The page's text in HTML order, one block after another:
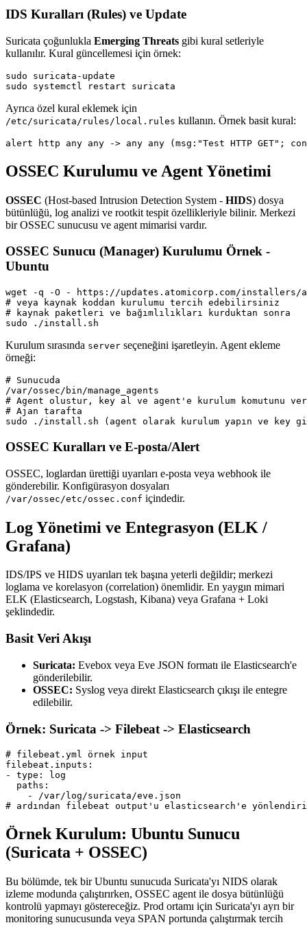
IDS Kuralları (Rules) ve Update
Suricata çoğunlukla Emerging Threats gibi kural setleriyle
kullanılır. Kural güncellemesi için örnek:
sudo suricata-update
sudo systemctl restart suricata
Ayrıca özel kural eklemek için
/etc/suricata/rules/local.rules kullanın. Örnek basit kural:
alert http any any -> any any (msg:"Test HTTP GET";
OSSEC Kurulumu ve Agent Yönetimi
OSSEC (Host-based Intrusion Detection System - HIDS) dosya
bütünlüğü, log analizi ve rootkit tespit özellikleriyle bilinir. Merkezi
bir OSSEC sunucusu ve agent mimarisi vardır.
OSSEC Sunucu (Manager) Kurulumu Örnek -
Ubuntu
wget -q -O - https://updates.atomicorp.com/installers/
# veya kaynak koddan kurulumu tercih edebilirsiniz
# kaynak paketleri ve bağımlılıkları kurduktan sonra
sudo ./install.sh
Kurulum sırasında server seçeneğini işaretleyin. Agent ekleme
örneği:
# Sunucuda
/var/ossec/bin/manage_agents
# Agent olustur, key al ve agent'e kurulum komutunu
# Ajan tarafta
sudo ./install.sh (agent olarak kurulum yapın ve key
OSSEC Kuralları ve E-posta/Alert
OSSEC, loglardan ürettiği uyarıları e-posta veya webhook ile
gönderebilir. Konfigürasyon dosyaları
/var/ossec/etc/ossec.conf içindedir.
Log Yönetimi ve Entegrasyon (ELK /
Grafana)
IDS/IPS ve HIDS uyarıları tek başına yeterli değildir; merkezi
loglama ve korelasyon (correlation) önemlidir. En yaygın mimari
ELK (Elasticsearch, Logstash, Kibana) veya Grafana + Loki
şeklindedir.
Basit Veri Akışı
Suricata: Evebox veya Eve JSON formatı ile Elasticsearch'e
gönderilebilir.
OSSEC: Syslog veya direkt Elasticsearch çıkışı ile entegre
edilebilir.
Örnek: Suricata -> Filebeat -> Elasticsearch
# filebeat.yml örnek input
filebeat.inputs:
- type: log
  paths:
    - /var/log/suricata/eve.json
# ardından filebeat output'u elasticsearch'e
Örnek Kurulum: Ubuntu Sunucu
(Suricata + OSSEC)
Bu bölümde, tek bir Ubuntu sunucuda Suricata'yı NIDS olarak
izleme modunda çalıştırırken, OSSEC agent ile dosya bütünlüğü
kontrolü yapmayı göstereceğiz. Prod ortamı için Suricata'yı ayrı bir
monitoring sunucusunda veya SPAN portunda çalıştırmak tercih